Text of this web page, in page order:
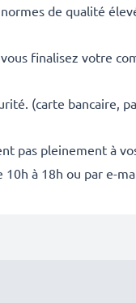
de qualité
finalisez votre
(carte bancaire,
pas pleinement à
à 18h ou par e-